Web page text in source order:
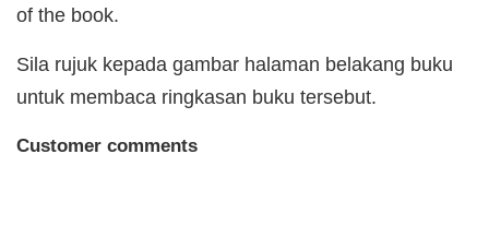
of the book.
Sila rujuk kepada gambar halaman belakang buku
untuk membaca ringkasan buku tersebut.
Customer comments